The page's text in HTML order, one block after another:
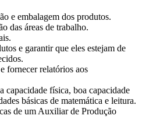
e embalagem dos produtos.
das áreas de trabalho.
e garantir que eles estejam de
fornecer relatórios aos
capacidade física, boa capacidade
básicas de matemática e leitura.
de um Auxiliar de Produção